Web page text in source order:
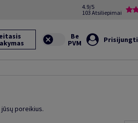
4.9/5
103 Atsiliepimai
Prisijungti
poreikius.